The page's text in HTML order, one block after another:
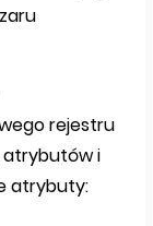
rejestru
atrybutów i
atrybuty: